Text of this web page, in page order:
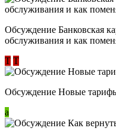
Обсуждение ​Банковская
обслуживания и как
Т Т
Обсуждение Новые
a